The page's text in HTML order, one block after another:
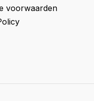
voorwaarden